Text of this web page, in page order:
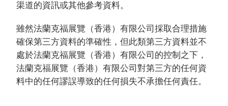
渠道的資訊或其他參考資料。
雖然法蘭克福展覽（香港）有限公司採取合理措施
確保第三方資料的準確性，但此類第三方資料並不
處於法蘭克福展覽（香港）有限公司的控制之下，
法蘭克福展覽（香港）有限公司對第三方的任何資
料中的任何謬誤導致的任何損失不承擔任何責任。